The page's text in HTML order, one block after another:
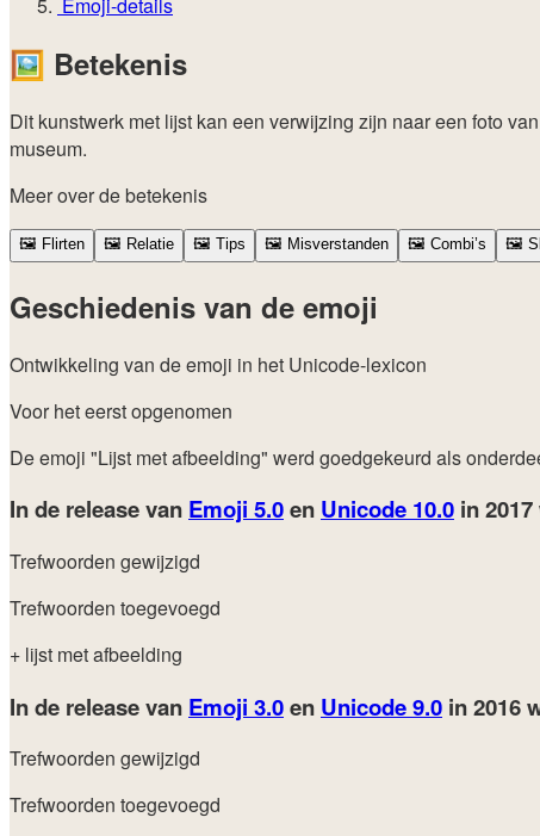
🖼️ Betekenis
Dit kunstwerk met lijst kan een verwijzing zijn naar een foto
museum.
Meer over de betekenis
🖼️ Flirten 🖼️ Relatie 🖼️ Tips 🖼️ Misverstanden 🖼️ Combi’s 🖼️
Geschiedenis van de emoji
Ontwikkeling van de emoji in het Unicode-lexicon
Voor het eerst opgenomen
De emoji "Lijst met afbeelding" werd goedgekeurd als
In de release van Emoji 5.0en Unicode 10.0 in 2017
Trefwoorden gewijzigd
Trefwoorden toegevoegd
+ lijst met afbeelding
In de release van Emoji 3.0en Unicode 9.0 in 2016
Trefwoorden gewijzigd
Trefwoorden toegevoegd